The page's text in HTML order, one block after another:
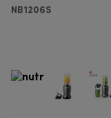
NB1206S